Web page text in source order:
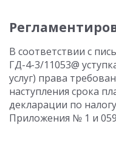
В соответствии с
ГД-4-3/11053@
услуг) права
наступления срока
декларации по
Приложения № 1 и